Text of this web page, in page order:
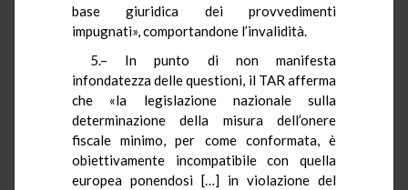
base giuridica dei provvedimenti
impugnati», comportandone l’invalidità.
5.– In punto di non manifesta
infondatezza delle questioni, il TAR afferma
che «la legislazione nazionale sulla
determinazione della misura dell’onere
fiscale minimo, per come conformata, è
obiettivamente incompatibile con quella
europea ponendosi […] in violazione del